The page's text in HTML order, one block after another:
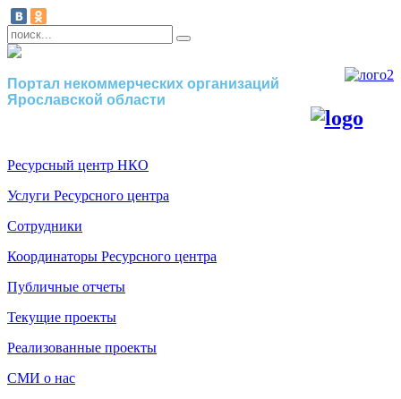
Портал некоммерческих организаций
Ярославской области
Ресурсный центр НКО
Услуги Ресурсного центра
Сотрудники
Координаторы Ресурсного центра
Публичные отчеты
Текущие проекты
Реализованные проекты
СМИ о нас